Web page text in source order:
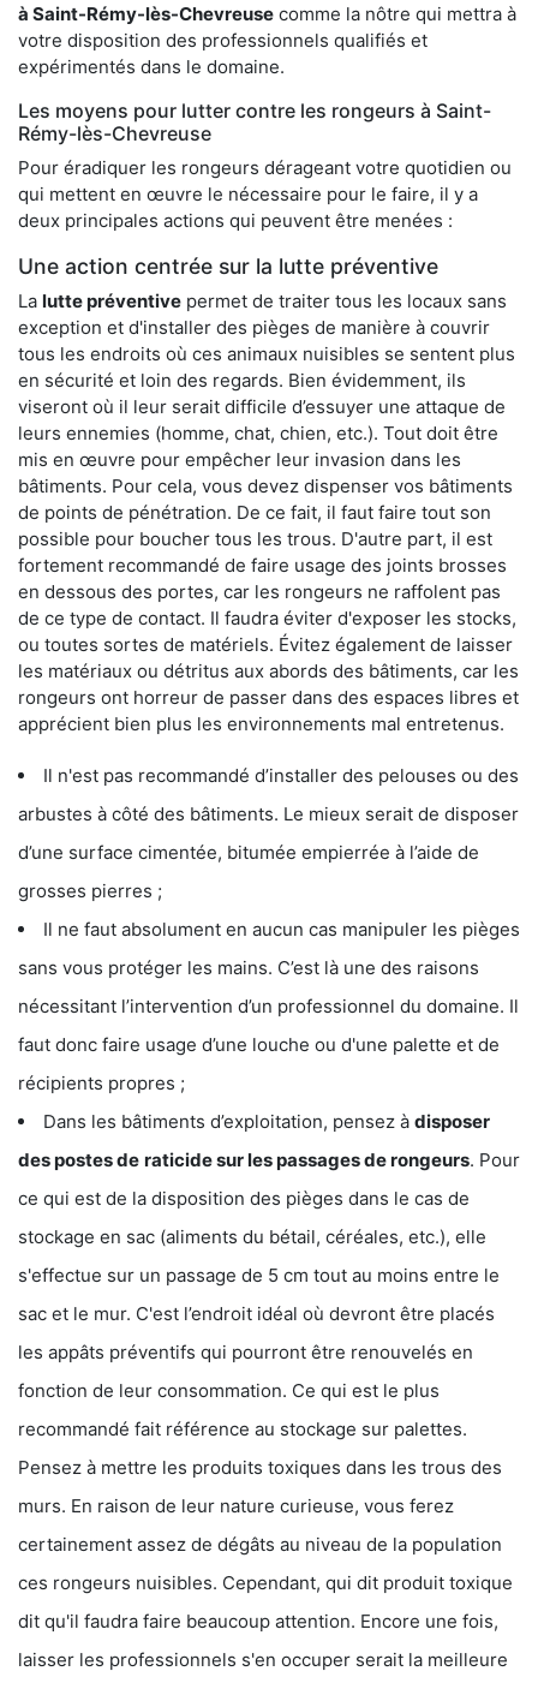
à Saint-Rémy-lès-Chevreuse comme la nôtre qui mettra à
votre disposition des professionnels qualifiés et
expérimentés dans le domaine.
Les moyens pour lutter contre les rongeurs à Saint-
Rémy-lès-Chevreuse
Pour éradiquer les rongeurs dérageant votre quotidien ou
qui mettent en œuvre le nécessaire pour le faire, il y a
deux principales actions qui peuvent être menées :
Une action centrée sur la lutte préventive
La lutte préventive permet de traiter tous les locaux sans
exception et d'installer des pièges de manière à couvrir
tous les endroits où ces animaux nuisibles se sentent plus
en sécurité et loin des regards. Bien évidemment, ils
viseront où il leur serait difficile d’essuyer une attaque de
leurs ennemies (homme, chat, chien, etc.). Tout doit être
mis en œuvre pour empêcher leur invasion dans les
bâtiments. Pour cela, vous devez dispenser vos bâtiments
de points de pénétration. De ce fait, il faut faire tout son
possible pour boucher tous les trous. D'autre part, il est
fortement recommandé de faire usage des joints brosses
en dessous des portes, car les rongeurs ne raffolent pas
de ce type de contact. Il faudra éviter d'exposer les stocks,
ou toutes sortes de matériels. Évitez également de laisser
les matériaux ou détritus aux abords des bâtiments, car les
rongeurs ont horreur de passer dans des espaces libres et
apprécient bien plus les environnements mal entretenus.
Il n'est pas recommandé d’installer des pelouses ou des
arbustes à côté des bâtiments. Le mieux serait de disposer
d’une surface cimentée, bitumée empierrée à l’aide de
grosses pierres ;
Il ne faut absolument en aucun cas manipuler les pièges
sans vous protéger les mains. C’est là une des raisons
nécessitant l’intervention d’un professionnel du domaine. Il
faut donc faire usage d’une louche ou d'une palette et de
récipients propres ;
Dans les bâtiments d’exploitation, pensez à disposer
des postes de raticide sur les passages de rongeurs. Pour
ce qui est de la disposition des pièges dans le cas de
stockage en sac (aliments du bétail, céréales, etc.), elle
s'effectue sur un passage de 5 cm tout au moins entre le
sac et le mur. C'est l’endroit idéal où devront être placés
les appâts préventifs qui pourront être renouvelés en
fonction de leur consommation. Ce qui est le plus
recommandé fait référence au stockage sur palettes.
Pensez à mettre les produits toxiques dans les trous des
murs. En raison de leur nature curieuse, vous ferez
certainement assez de dégâts au niveau de la population
ces rongeurs nuisibles. Cependant, qui dit produit toxique
dit qu'il faudra faire beaucoup attention. Encore une fois,
laisser les professionnels s'en occuper serait la meilleure